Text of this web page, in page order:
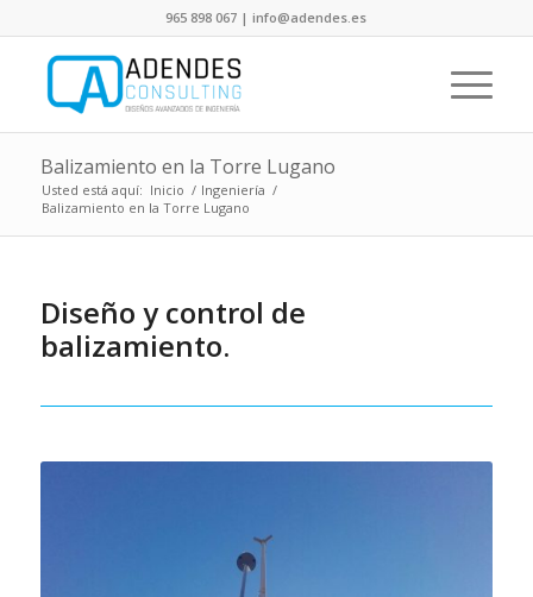
965 898 067 | info@adendes.es
Balizamiento en la Torre Lugano
Usted está aquí: Inicio / Ingeniería /
Balizamiento en la Torre Lugano
Diseño y control de
balizamiento.